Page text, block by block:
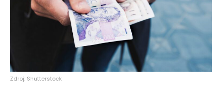
Zdroj: Shutterstock